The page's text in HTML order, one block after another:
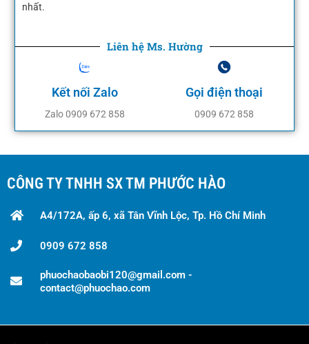
nhất.
Liên hệ Ms. Hường
Kết nối Zalo
Zalo 0909 672 858
Gọi điện thoại
0909 672 858
CÔNG TY TNHH SX TM PHƯỚC HÀO
A4/172A, ấp 6, xã Tân Vĩnh Lộc, Tp. Hồ Chí Minh
0909 672 858
phuochaobaobi120@gmail.com -
contact@phuochao.com